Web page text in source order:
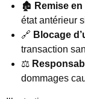
🏚️ Remise en
état antérieur
🔗 Blocage
transaction
⚖️
dommages